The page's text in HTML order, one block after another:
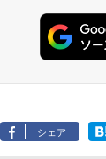
シェア